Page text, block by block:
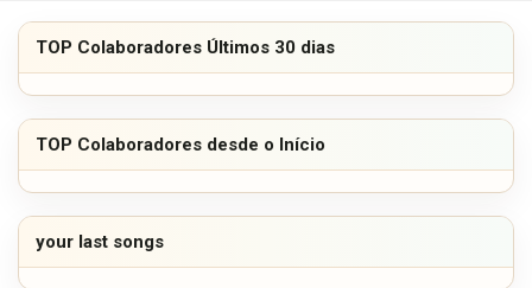
TOP Colaboradores Últimos 30 dias
TOP Colaboradores desde o Início
your last songs